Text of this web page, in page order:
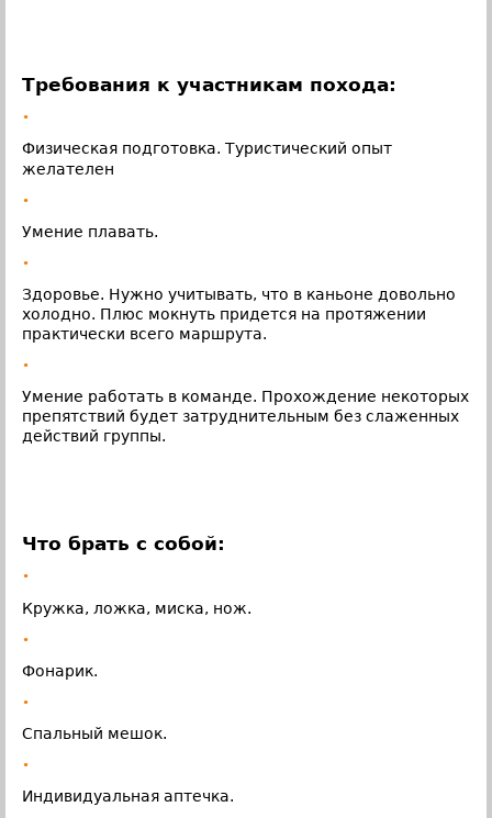
Требования к участникам похода:
•
Физическая подготовка. Туристический опыт
желателен
•
Умение плавать.
•
Здоровье. Нужно учитывать, что в каньоне довольно
холодно. Плюс мокнуть придется на протяжении
практически всего маршрута.
•
Умение работать в команде. Прохождение некоторых
препятствий будет затруднительным без слаженных
действий группы.
Что брать с собой:
•
Кружка, ложка, миска, нож.
•
Фонарик.
•
Спальный мешок.
•
Индивидуальная аптечка.